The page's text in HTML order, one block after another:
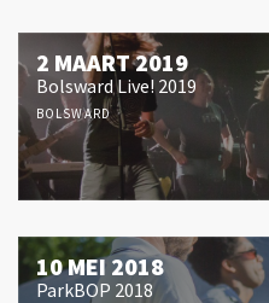
2 MAART 2019
Bolsward Live! 2019
BOLSWARD
10 MEI 2018
ParkBOP 2018